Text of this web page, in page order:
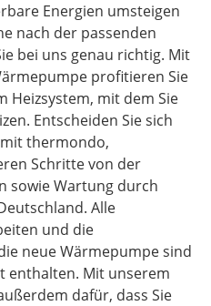
Energien umsteigen
nach der passenden
bei uns genau richtig. Mit
profitieren Sie
Heizsystem, mit dem Sie
Entscheiden Sie sich
thermondo,
Schritte von der
sowie Wartung durch
Alle
und die
neue Wärmepumpe sind
enthalten. Mit unserem
dafür, dass Sie